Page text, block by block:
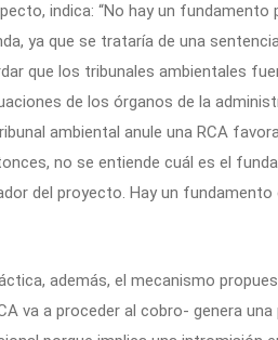
indica: “No hay un
ya que se trataría de una
que los tribunales ambientales
de los órganos de la
ambiental anule una RCA
no se entiende cuál es el
del proyecto. Hay un
además, el mecanismo
va a proceder al cobro- genera